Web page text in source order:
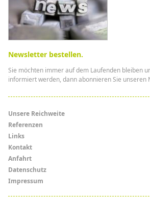
Newsletter bestellen.
Sie möchten immer auf dem Laufenden bleiben
informiert werden, dann abonnieren Sie unseren
Menü
Links
Unsere Reichweite
Referenzen
Links
Kontakt
Anfahrt
Datenschutz
Impressum